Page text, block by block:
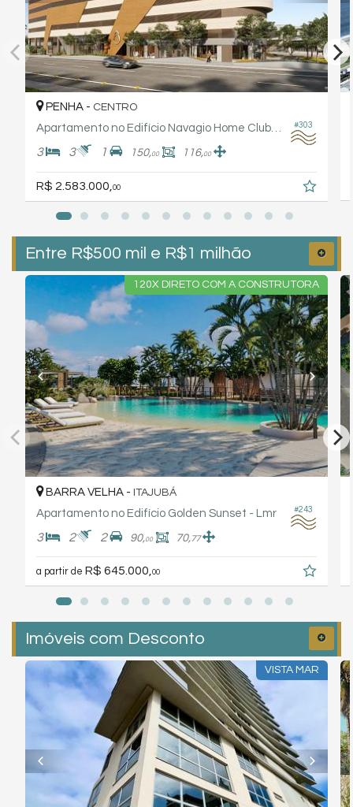
#303
PENHA - CENTRO
3 3 1 150,00 116,00
R$ 2.583.000,00
Entre R$500 mil e R$1 milhão
120X DIRETO COM A CONSTRUTORA
#243
BARRA VELHA - ITAJUBÁ
Apartamento no Edifício Golden Sunset - Lmr
3 2 2 90,00 70,77
a partir de R$ 645.000,00
Imóveis com Desconto
VISTA MAR